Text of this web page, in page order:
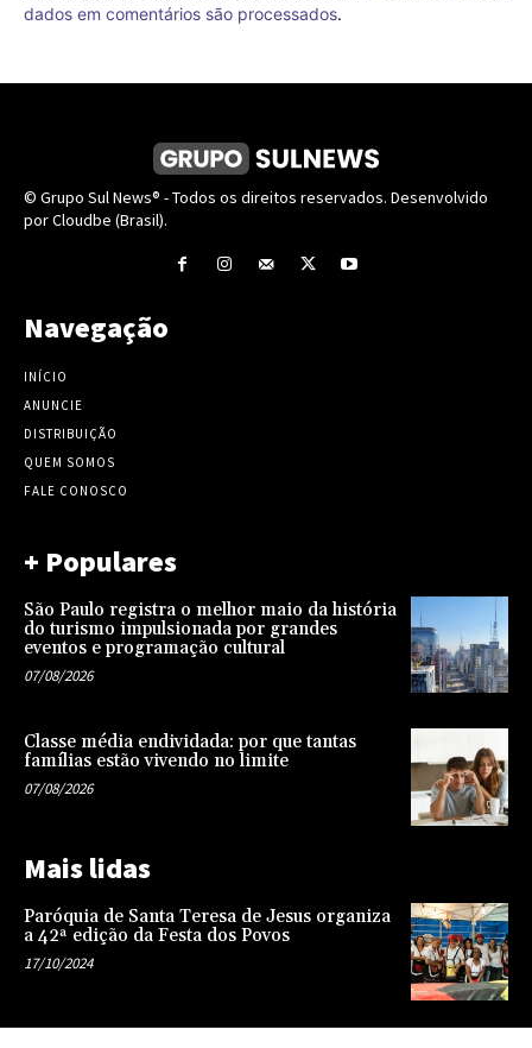
dados em comentários são processados.
© Grupo Sul News® - Todos os direitos reservados. Desenvolvido
por Cloudbe (Brasil).
Navegação
INÍCIO
ANUNCIE
DISTRIBUIÇÃO
QUEM SOMOS
FALE CONOSCO
+ Populares
São Paulo registra o melhor maio da história
do turismo impulsionada por grandes
eventos e programação cultural
07/08/2026
Classe média endividada: por que tantas
famílias estão vivendo no limite
07/08/2026
Mais lidas
Paróquia de Santa Teresa de Jesus organiza
a 42ª edição da Festa dos Povos
17/10/2024